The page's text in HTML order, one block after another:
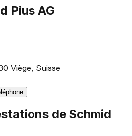
Pius AG
Viège, Suisse
de Schmid